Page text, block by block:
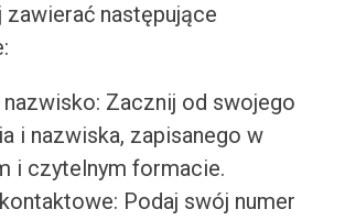
zawierać następujące
Zacznij od swojego
i nazwiska, zapisanego w
i czytelnym formacie.
Podaj swój numer